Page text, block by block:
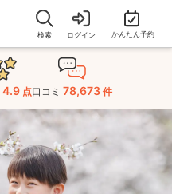
検索 ログイン かんたん予約
4.9 点口コミ 78,673 件